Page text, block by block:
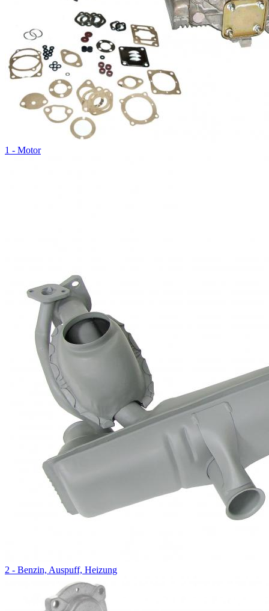
1 - Motor
2 - Benzin, Auspuff, Heizung